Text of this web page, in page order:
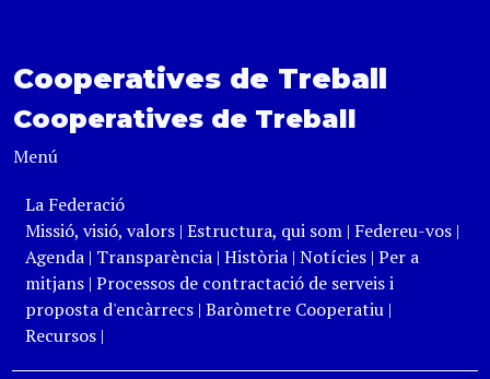
Cooperatives de Treball
Cooperatives de Treball
Menú
La Federació
Missió, visió, valors| Estructura, qui som| Federeu-vos|
Agenda | Transparència| Història| Notícies | Per a
mitjans| Processos de contractació de serveis i
proposta d'encàrrecs| Baròmetre Cooperatiu|
Recursos|